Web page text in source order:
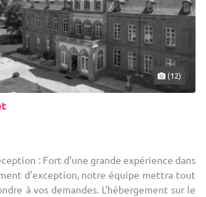
(12)
: Fort d'une grande expérience dans
d'exception, notre équipe mettra tout
à vos demandes. L'hébergement sur le